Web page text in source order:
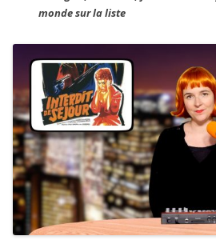
monde sur la liste